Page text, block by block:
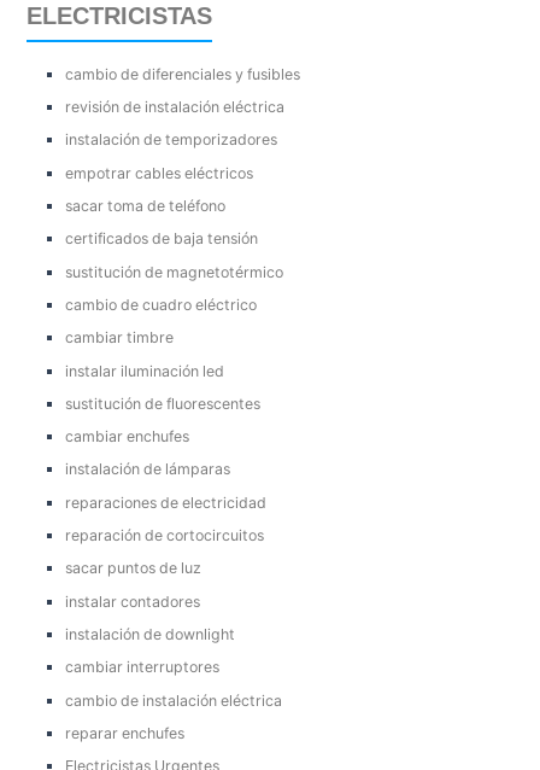
ELECTRICISTAS
cambio de diferenciales y fusibles
revisión de instalación eléctrica
instalación de temporizadores
empotrar cables eléctricos
sacar toma de teléfono
certificados de baja tensión
sustitución de magnetotérmico
cambio de cuadro eléctrico
cambiar timbre
instalar iluminación led
sustitución de fluorescentes
cambiar enchufes
instalación de lámparas
reparaciones de electricidad
reparación de cortocircuitos
sacar puntos de luz
instalar contadores
instalación de downlight
cambiar interruptores
cambio de instalación eléctrica
reparar enchufes
Electricistas Urgentes